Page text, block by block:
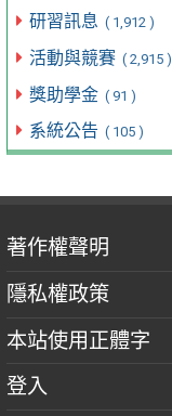
研習訊息 ( 1,912 )
活動與競賽 ( 2,915 )
獎助學金 ( 91 )
系統公告 ( 105 )
著作權聲明
隱私權政策
本站使用正體字
登入